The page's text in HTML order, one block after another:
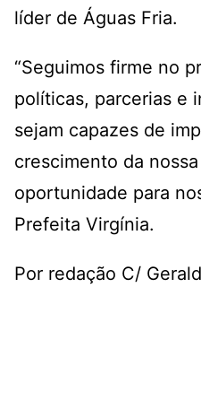
líder de Águas Fria.
“Seguimos firme no
políticas, parcerias e
sejam capazes de
crescimento da
oportunidade para
Prefeita Virgínia.
Por redação C/